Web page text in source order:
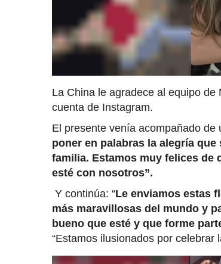
La China le agradece al equipo
cuenta de Instagram.
El presente venía acompañado de
poner en palabras la alegría
familia. Estamos muy felices de
esté con nosotros”.
Y continúa: “Le enviamos estas
más maravillosas del mundo y
bueno que esté y que forme
“Estamos ilusionados por celebrar